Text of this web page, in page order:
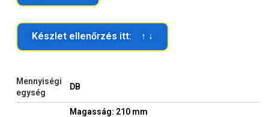
Készlet ellenőrzés itt: ↑ ↓
Mennyiségi
egység
DB
Magasság: 210 mm